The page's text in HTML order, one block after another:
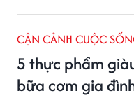
CẬN CẢNH CUỘC
5 thực phẩm
bữa cơm gia